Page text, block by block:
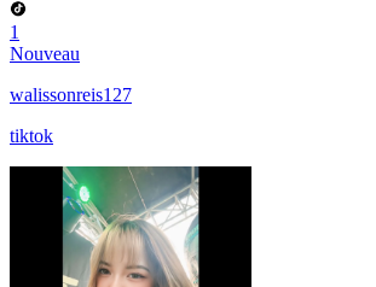
1
Nouveau
walissonreis127
tiktok